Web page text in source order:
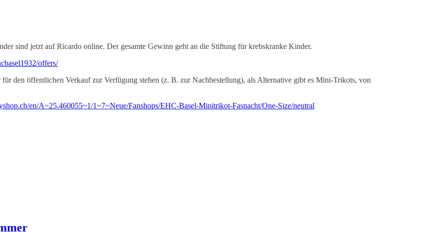
sind jetzt auf Ricardo online. Der gesamte Gewinn geht an die Stiftung für krebskranke Kinder.
offers/
den öffentlichen Verkauf zur Verfügung stehen (z. B. zur Nachbestellung), als Alternative gibt es Mini-Trikots, von
en/A~25.460055~1/1~7~Neue/Fanshops/EHC-Basel-Minitrikot-Fasnacht/One-Size/neutral